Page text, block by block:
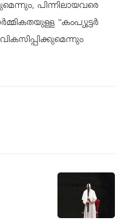
പിന്നിലായവരെ
“കംപ്യൂട്ടര്‍